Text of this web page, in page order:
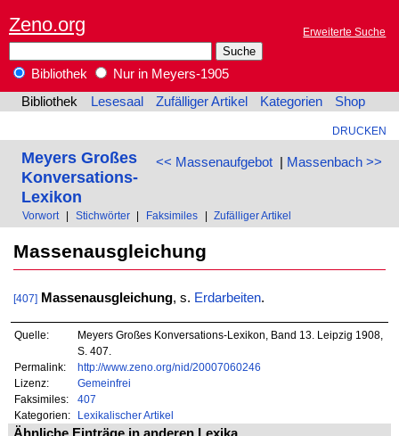
Zeno.org Erweiterte Suche
Bibliothek
Nur in Meyers-1905
Bibliothek
Lesesaal Zufälliger Artikel Kategorien Shop
DRUCKEN
<< Massenaufgebot| Massenbach >>
Meyers Großes
Konversations-
Lexikon
Vorwort Stichwörter Faksimiles Zufälliger Artikel
Massenausgleichung
[407] Massenausgleichung, s. Erdarbeiten.
Quelle:
Meyers Großes Konversations-Lexikon, Band 13. Leipzig 1908,
S. 407.
Permalink:
http://www.zeno.org/nid/20007060246
Lizenz:
Gemeinfrei
Faksimiles:
407
Kategorien:
Lexikalischer Artikel
Ähnliche Einträge in anderen Lexika